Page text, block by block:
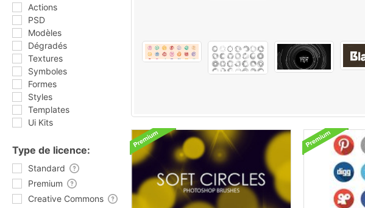
Actions
PSD
Modèles
Dégradés
Textures
Symboles
Formes
Styles
Templates
Ui Kits
Type de licence:
Standard
Premium
Creative Commons